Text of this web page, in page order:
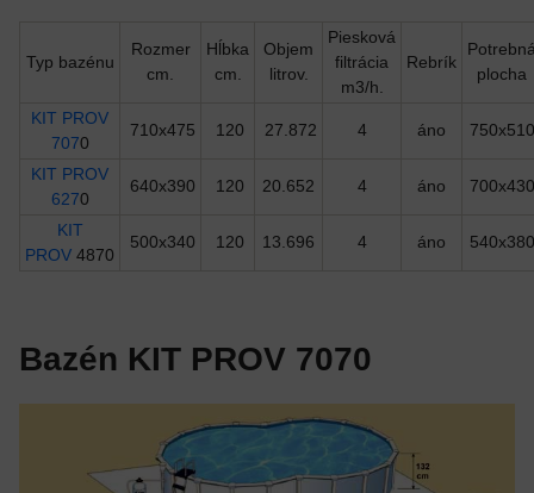
Typ bazénu
Rozmer
cm.
Hĺbka
cm.
Objem
litrov.
Piesková
filtrácia
m3/h.
Rebrík
plocha
KIT PROV
7070
710x475 120 27.872 4 áno 750x510
KIT PROV
6270
640x390 120 20.652 4 áno 700x430
KIT
PROV 4870
500x340 120 13.696 4 áno 540x380
Bazén KIT PROV 7070